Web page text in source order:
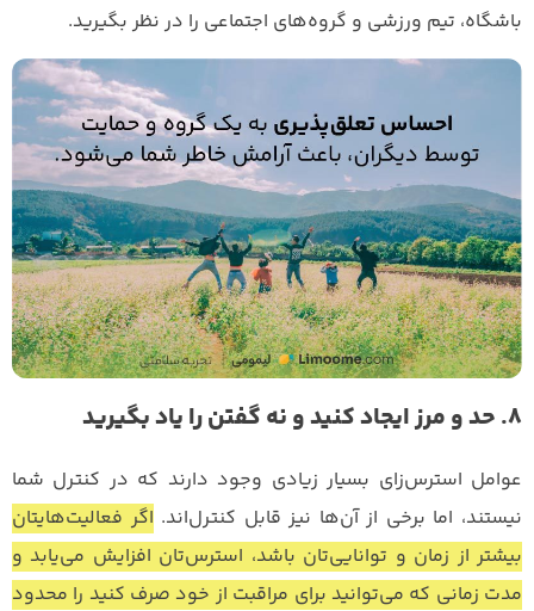
باشگاه، تیم ورزشی و گروه‌های اجتماعی را در نظر بگیرید.
8. حد و مرز ایجاد کنید و نه گفتن را یاد بگیرید
عوامل استرس‌زای بسیار زیادی وجود دارند که در کنترل شما
نیستند، اما برخی از آن‌ها نیز قابل کنترل‌اند. اگر فعالیت‌هایتان
بیشتر از زمان و توانایی‌تان باشد، استرس‌تان افزایش می‌یابد و
مدت زمانی که می‌توانید برای مراقبت از خود صرف کنید را محدود